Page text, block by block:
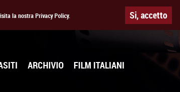
la nostra Privacy Policy. Si, accetto
ARCHIVIO FILM ITALIANI